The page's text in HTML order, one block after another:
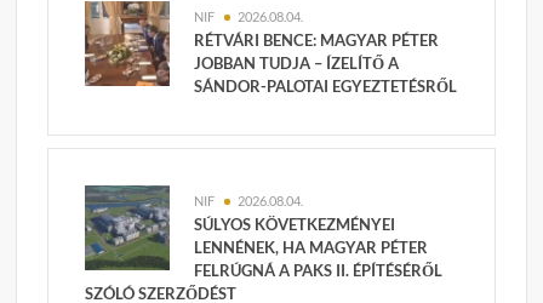
NIF 2026.08.04.
RÉTVÁRI BENCE: MAGYAR PÉTER
JOBBAN TUDJA – ÍZELÍTŐ A
SÁNDOR-PALOTAI EGYEZTETÉSRŐL
NIF 2026.08.04.
SÚLYOS KÖVETKEZMÉNYEI
LENNÉNEK, HA MAGYAR PÉTER
FELRÚGNÁ A PAKS II. ÉPÍTÉSÉRŐL
SZÓLÓ SZERZŐDÉST